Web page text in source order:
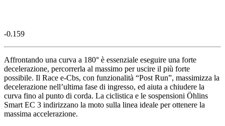
-0.159
Affrontando una curva a 180° è essenziale eseguire una forte
decelerazione, percorrerla al massimo per uscire il più forte
possibile. Il Race e-Cbs, con funzionalità “Post Run”, massimizza la
decelerazione nell’ultima fase di ingresso, ed aiuta a chiudere la
curva fino al punto di corda. La ciclistica e le sospensioni Öhlins
Smart EC 3 indirizzano la moto sulla linea ideale per ottenere la
massima accelerazione.